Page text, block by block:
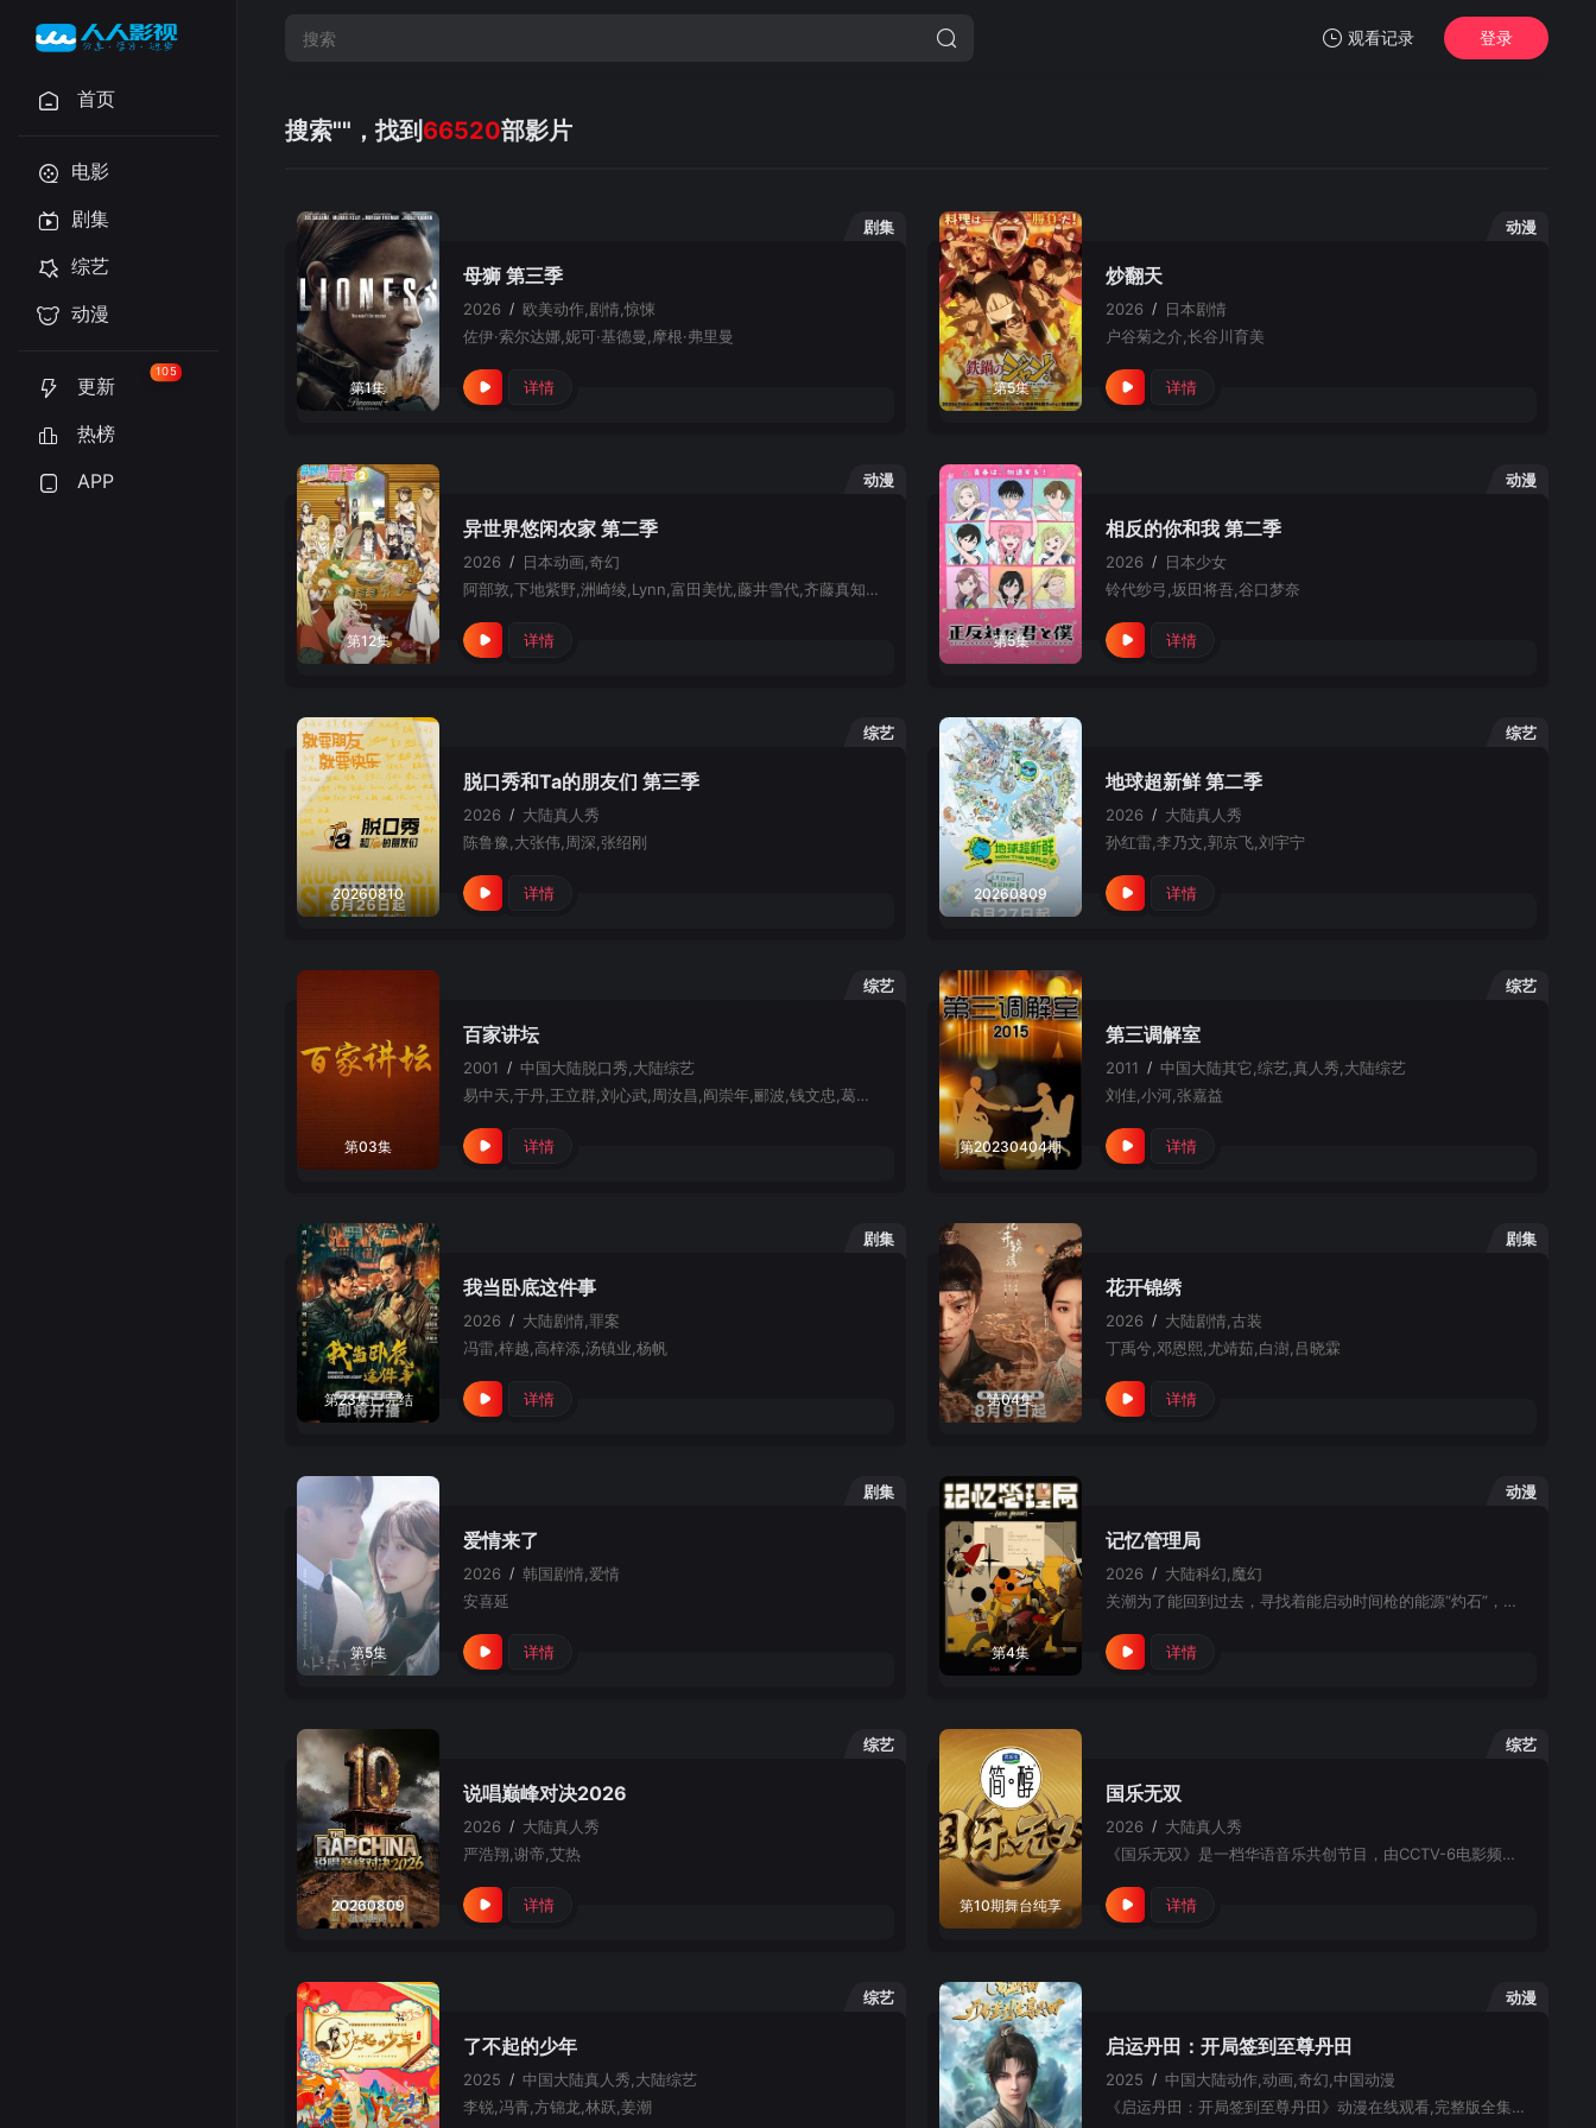
观看记录 登录
首页
电影
剧集
综艺
动漫
更新
105
热榜
APP
搜索""，找到 66520部影片
剧集
第1集
母狮 第三季
2026 / 欧美动作,剧情,惊悚
佐伊·索尔达娜,妮可·基德曼,摩根·弗里曼
详情
动漫
第5集
炒翻天
2026 / 日本剧情
户谷菊之介,长谷川育美
详情
动漫
第12集
异世界悠闲农家 第二季
2026 / 日本动画,奇幻
阿部敦,下地紫野,洲崎绫,Lynn,富田美忧,藤井雪代,齐藤真知子,日冈夏美,速水奖,市道真央,木内秀信,阿部菜摘子,柊优花,岛野花,吉冈茉祐,相坂优歌,石谷春贵,稻田彻,浦田涉,笹沼晃,上田燿司,高桥伸也,高桥良辅,日笠阳子,广田行生,冈咲美保
详情
动漫
第5集
相反的你和我 第二季
2026 / 日本少女
铃代纱弓,坂田将吾,谷口梦奈
详情
综艺
20260810
脱口秀和Ta的朋友们 第三季
2026 / 大陆真人秀
陈鲁豫,大张伟,周深,张绍刚
详情
综艺
20260809
地球超新鲜 第二季
2026 / 大陆真人秀
孙红雷,李乃文,郭京飞,刘宇宁
详情
综艺
第03集
百家讲坛
2001 / 中国大陆脱口秀,大陆综艺
易中天,于丹,王立群,刘心武,周汝昌,阎崇年,郦波,钱文忠,葛剑雄,蒙曼,纪连海,赵晓岚,马未都,袁腾飞,周国平,孔庆东,鲍鹏山,曾仕强,王蒙
详情
综艺
第20230404期
第三调解室
2011 / 中国大陆其它,综艺,真人秀,大陆综艺
刘佳,小河,张嘉益
详情
剧集
第23集已完结
我当卧底这件事
2026 / 大陆剧情,罪案
冯雷,梓越,高梓添,汤镇业,杨帆
详情
剧集
第04集
花开锦绣
2026 / 大陆剧情,古装
丁禹兮,邓恩熙,尤靖茹,白澍,吕晓霖
详情
剧集
第5集
爱情来了
2026 / 韩国剧情,爱情
安喜延
详情
动漫
第4集
记忆管理局
2026 / 大陆科幻,魔幻
关潮为了能回到过去，寻找着能启动时间枪的能源“灼石”，却意外掉入了记忆管理局。为了能重新回到现实，关潮和方糖、百重等记忆管理员一起逐层回收记忆层中的BUG人。随着一场场战斗相继落幕，关潮要面对的是……
详情
综艺
20260809
说唱巅峰对决2026
2026 / 大陆真人秀
严浩翔,谢帝,艾热
详情
综艺
第10期舞台纯享
国乐无双
2026 / 大陆真人秀
《国乐无双》是一档华语音乐共创节目，由CCTV-6电影频道与浙江卫视联合出品，以一声两韵为核心，对国语、粤语金曲进行互换新编与文化交融，以经典焕新、跨界碰撞为特色，呈现顶级音乐舞台，传承弘扬华语音乐文
详情
综艺
了不起的少年
2025 / 中国大陆真人秀,大陆综艺
李锐,冯青,方锦龙,林跃,姜潮
动漫
启运丹田：开局签到至尊丹田
2025 / 中国大陆动作,动画,奇幻,中国动漫
《启运丹田：开局签到至尊丹田》动漫在线观看,完整版全集免费观看以及高清1080P,4K未删减资源下载播放地址.启运丹田：开局签到至尊丹田是一部动作,动画,奇幻题材作品,讲述主角在修炼世界中觉醒至尊丹田,通过不断签到变强,踏上逆天改命的热血旅程.在线观看启运丹田：开局签到至尊丹田时,您将体验到玄幻修炼与热血成长相结合的精彩剧情.